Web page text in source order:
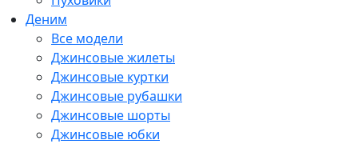
Деним
Все модели
Джинсовые жилеты
Джинсовые куртки
Джинсовые рубашки
Джинсовые шорты
Джинсовые юбки